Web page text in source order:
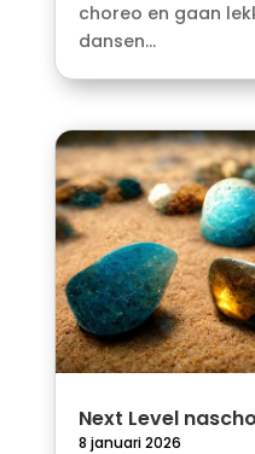
choreo en gaan
dansen...
Next Level
8 januari 2026